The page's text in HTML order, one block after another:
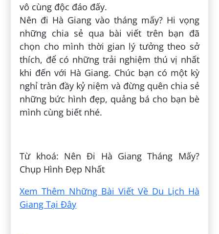
vô cùng độc đáo đấy.
Nên đi Hà Giang vào tháng mấy? Hi vọng
những chia sẻ qua bài viết trên bạn đã
chọn cho mình thời gian lý tưởng theo sở
thích, để có những trải nghiệm thú vị nhất
khi đến với Hà Giang. Chúc bạn có một kỳ
nghỉ tràn đầy kỷ niệm và đừng quên chia sẻ
những bức hình đẹp, quảng bá cho bạn bè
mình cùng biết nhé.
Từ khoá: Nên Đi Hà Giang Tháng Mấy?
Chụp Hình Đẹp Nhất
Xem Thêm Những Bài Viết Về Du Lịch Hà
Giang Tại Đây